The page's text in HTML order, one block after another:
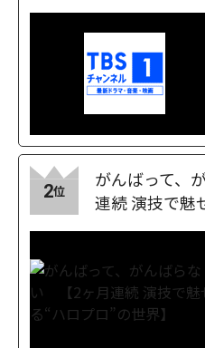
2位
がんばって、
連続 演技で魅